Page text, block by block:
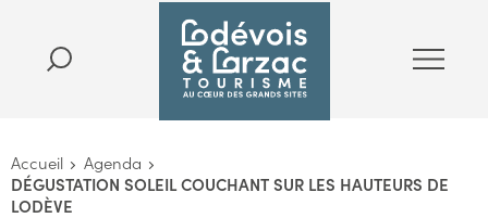
Accueil
Agenda
DÉGUSTATION SOLEIL COUCHANT SUR LES HAUTEURS DE
LODÈVE